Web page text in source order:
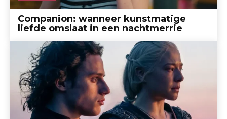
Companion: wanneer kunstmatige
liefde omslaat in een nachtmerrie